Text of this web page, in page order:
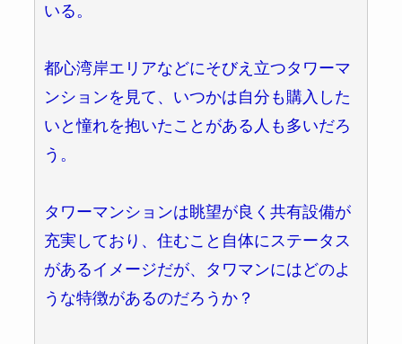
いる。
都心湾岸エリアなどにそびえ立つタワーマ
ンションを見て、いつかは自分も購入した
いと憧れを抱いたことがある人も多いだろ
う。
タワーマンションは眺望が良く共有設備が
充実しており、住むこと自体にステータス
があるイメージだが、タワマンにはどのよ
うな特徴があるのだろうか？